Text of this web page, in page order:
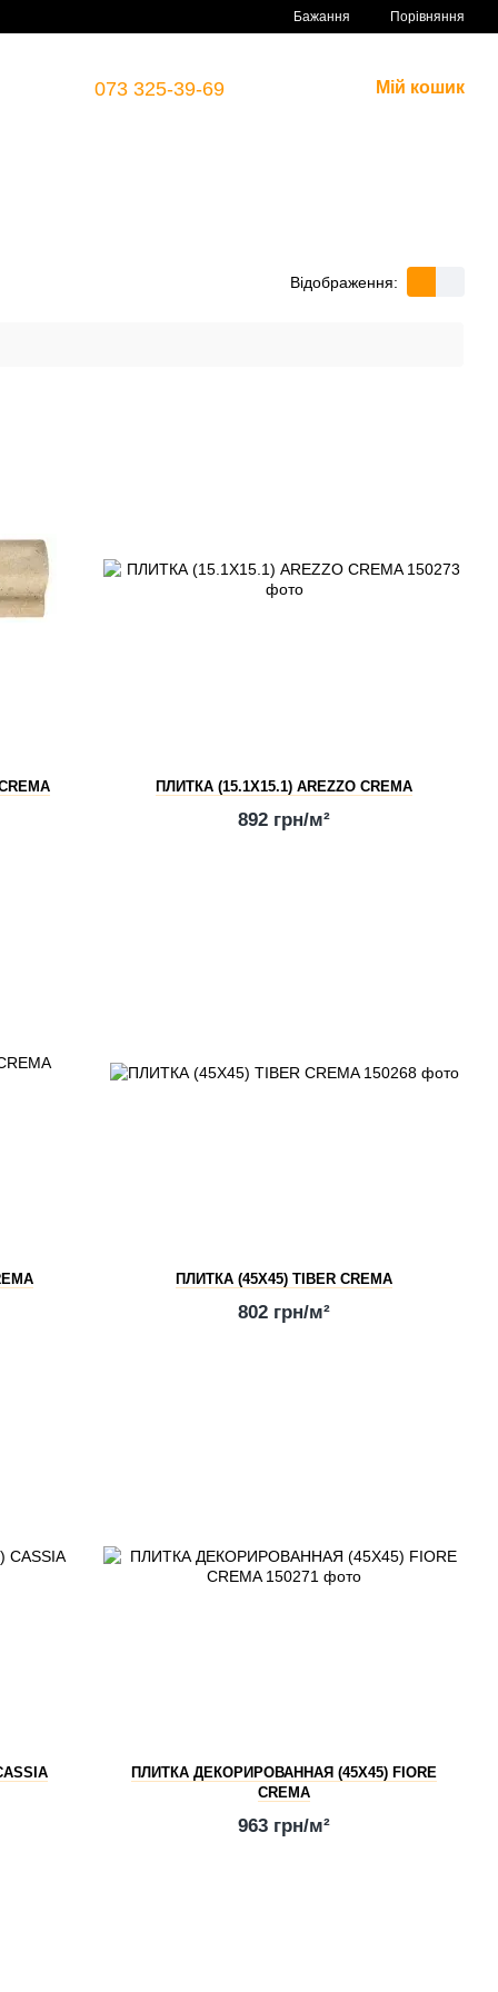
Бажання Порівняння
073 325-39-69 Мій кошик
Відображення:
ПЛИТКА (15.1Х15.1) AREZZO CREMA
892 грн/м²
ПЛИТКА (45Х45) TIBER CREMA
802 грн/м²
ПЛИТКА ДЕКОРИРОВАННАЯ (45Х45) FIORE
CREMA
963 грн/м²